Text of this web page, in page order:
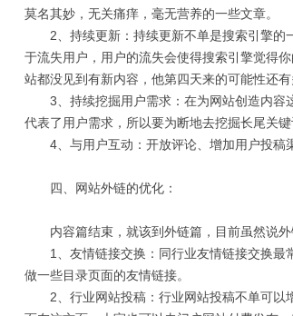
莫名其妙，无关痛痒，毫无营养的一些文章。
2、持续更新：持续更新不单是搜索引擎的
于流失用户，用户的流失会使得搜索引擎觉得
站都没见到有新内容，他第四天来的可能性还
3、持续挖掘用户需求：在为网站创造内容
代表了用户需求，所以要为断地去挖掘长尾关键
4、与用户互动：开放评论、增加用户投稿
四、网站外链的优化：
内容篇结束，就该到外链篇，目前虽然说外
1、友情链接交换：同行业友情链接交换最
做一些目录页面的友情链接。
2、行业网站投稿：行业网站投稿不单可以增